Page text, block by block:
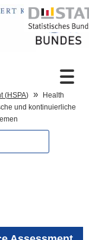
(HSPA)
Health
und kontinuierliche